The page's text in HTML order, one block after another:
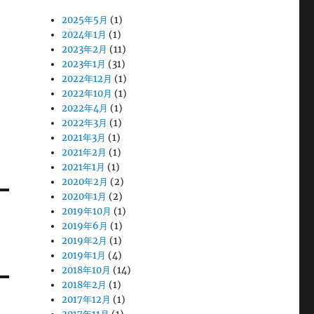
2025年5月 (1)
2024年1月 (1)
2023年2月 (11)
2023年1月 (31)
2022年12月 (1)
2022年10月 (1)
2022年4月 (1)
2022年3月 (1)
2021年3月 (1)
2021年2月 (1)
2021年1月 (1)
2020年2月 (2)
2020年1月 (2)
2019年10月 (1)
2019年6月 (1)
2019年2月 (1)
2019年1月 (4)
2018年10月 (14)
2018年2月 (1)
2017年12月 (1)